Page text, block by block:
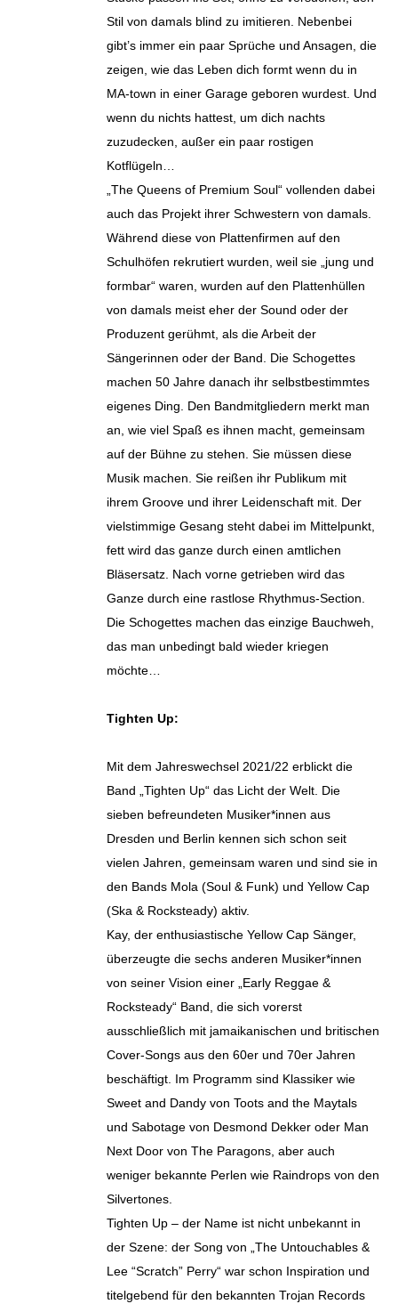
Stil von damals blind zu imitieren. Nebenbei
gibt’s immer ein paar Sprüche und Ansagen, die
zeigen, wie das Leben dich formt wenn du in
MA-town in einer Garage geboren wurdest. Und
wenn du nichts hattest, um dich nachts
zuzudecken, außer ein paar rostigen
Kotflügeln…
„The Queens of Premium Soul“ vollenden dabei
auch das Projekt ihrer Schwestern von damals.
Während diese von Plattenfirmen auf den
Schulhöfen rekrutiert wurden, weil sie „jung und
formbar“ waren, wurden auf den Plattenhüllen
von damals meist eher der Sound oder der
Produzent gerühmt, als die Arbeit der
Sängerinnen oder der Band. Die Schogettes
machen 50 Jahre danach ihr selbstbestimmtes
eigenes Ding. Den Bandmitgliedern merkt man
an, wie viel Spaß es ihnen macht, gemeinsam
auf der Bühne zu stehen. Sie müssen diese
Musik machen. Sie reißen ihr Publikum mit
ihrem Groove und ihrer Leidenschaft mit. Der
vielstimmige Gesang steht dabei im Mittelpunkt,
fett wird das ganze durch einen amtlichen
Bläsersatz. Nach vorne getrieben wird das
Ganze durch eine rastlose Rhythmus-Section.
Die Schogettes machen das einzige Bauchweh,
das man unbedingt bald wieder kriegen
möchte…
Tighten Up:
Mit dem Jahreswechsel 2021/22 erblickt die
Band „Tighten Up“ das Licht der Welt. Die
sieben befreundeten Musiker*innen aus
Dresden und Berlin kennen sich schon seit
vielen Jahren, gemeinsam waren und sind sie in
den Bands Mola (Soul & Funk) und Yellow Cap
(Ska & Rocksteady) aktiv.
Kay, der enthusiastische Yellow Cap Sänger,
überzeugte die sechs anderen Musiker*innen
von seiner Vision einer „Early Reggae &
Rocksteady“ Band, die sich vorerst
ausschließlich mit jamaikanischen und britischen
Cover-Songs aus den 60er und 70er Jahren
beschäftigt. Im Programm sind Klassiker wie
Sweet and Dandy von Toots and the Maytals
und Sabotage von Desmond Dekker oder Man
Next Door von The Paragons, aber auch
weniger bekannte Perlen wie Raindrops von den
Silvertones.
Tighten Up – der Name ist nicht unbekannt in
der Szene: der Song von „The Untouchables &
Lee “Scratch” Perry“ war schon Inspiration und
titelgebend für den bekannten Trojan Records